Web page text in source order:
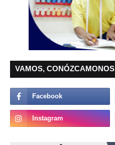
VAMOS, CONÓZCAMONOS